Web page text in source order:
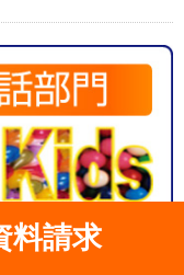
料請求